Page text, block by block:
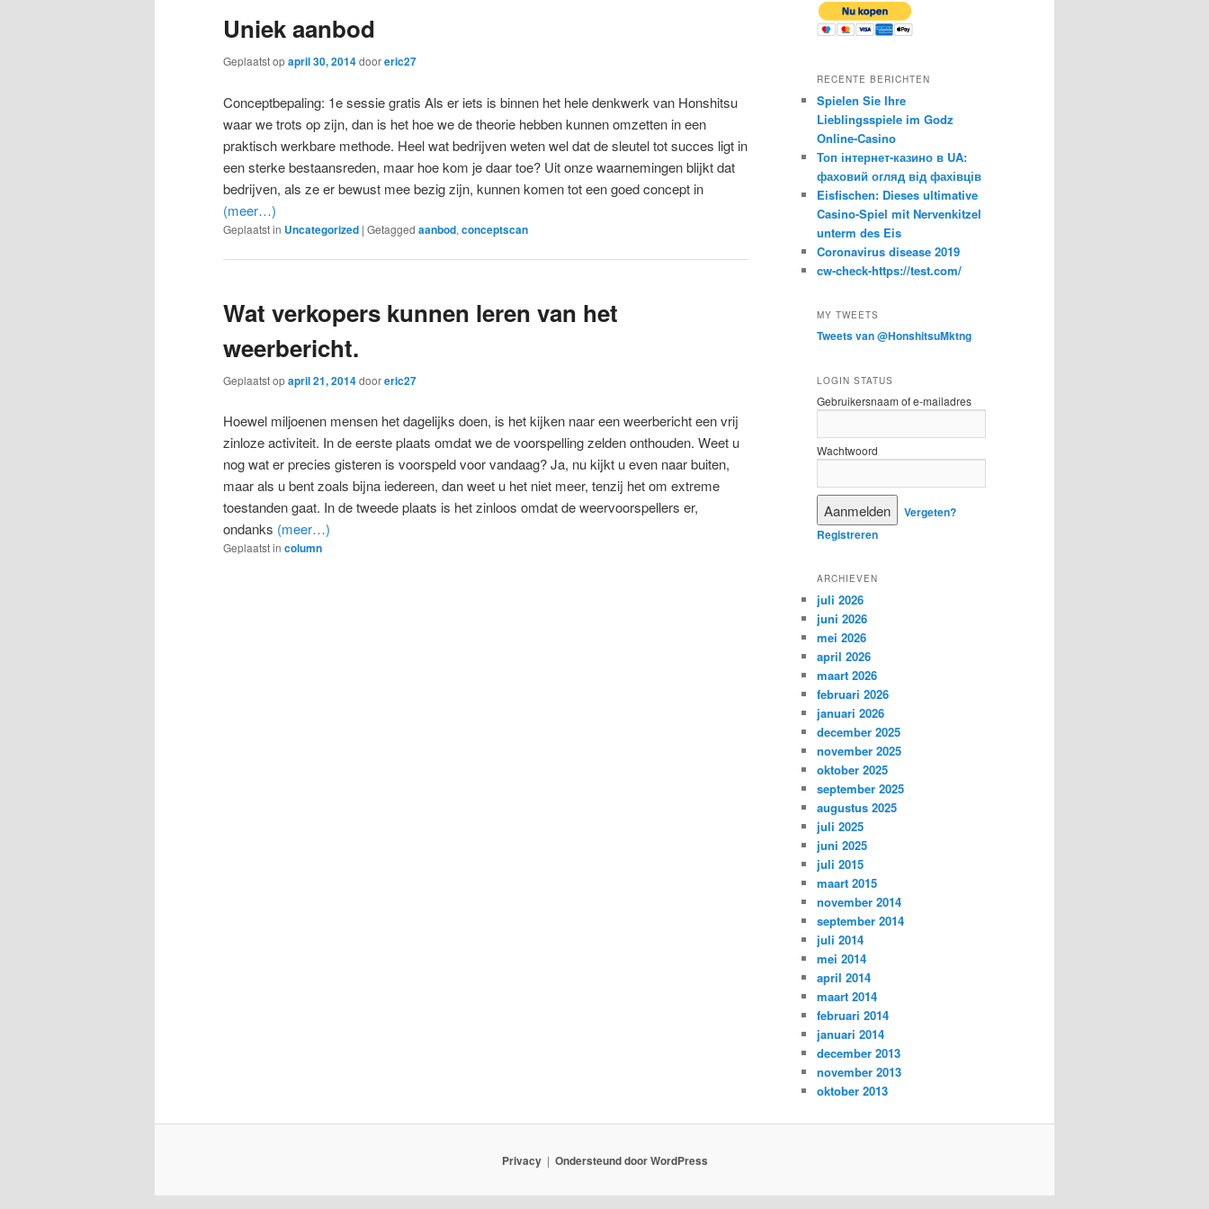
Uniek aanbod
Geplaatst opapril 30, 2014dooreric27
Conceptbepaling: 1e sessie gratis Als er iets is binnen het hele denkwerk van Honshitsu
waar we trots op zijn, dan is het hoe we de theorie hebben kunnen omzetten in een
praktisch werkbare methode. Heel wat bedrijven weten wel dat de sleutel tot succes ligt in
een sterke bestaansreden, maar hoe kom je daar toe? Uit onze waarnemingen blijkt dat
bedrijven, als ze er bewust mee bezig zijn, kunnen komen tot een goed concept in
(meer…)
Geplaatst in Uncategorized | Getagged aanbod, conceptscan
Wat verkopers kunnen leren van het
weerbericht.
Geplaatst opapril 21, 2014dooreric27
Hoewel miljoenen mensen het dagelijks doen, is het kijken naar een weerbericht een vrij
zinloze activiteit. In de eerste plaats omdat we de voorspelling zelden onthouden. Weet u
nog wat er precies gisteren is voorspeld voor vandaag? Ja, nu kijkt u even naar buiten,
maar als u bent zoals bijna iedereen, dan weet u het niet meer, tenzij het om extreme
toestanden gaat. In de tweede plaats is het zinloos omdat de weervoorspellers er,
ondanks (meer…)
Geplaatst in column
RECENTE BERICHTEN
Spielen Sie Ihre
Lieblingsspiele im Godz
Online-Casino
Топ інтернет-казино в UA:
фаховий огляд від фахівців
Eisfischen: Dieses ultimative
Casino-Spiel mit Nervenkitzel
unterm des Eis
Coronavirus disease 2019
cw-check-https://test.com/
MY TWEETS
Tweets van @HonshitsuMktng
LOGIN STATUS
Gebruikersnaam of e-mailadres
Wachtwoord
Vergeten?
Registreren
ARCHIEVEN
juli 2026
juni 2026
mei 2026
april 2026
maart 2026
februari 2026
januari 2026
december 2025
november 2025
oktober 2025
september 2025
augustus 2025
juli 2025
juni 2025
juli 2015
maart 2015
november 2014
september 2014
juli 2014
mei 2014
april 2014
maart 2014
februari 2014
januari 2014
december 2013
november 2013
oktober 2013
Privacy Ondersteund door WordPress